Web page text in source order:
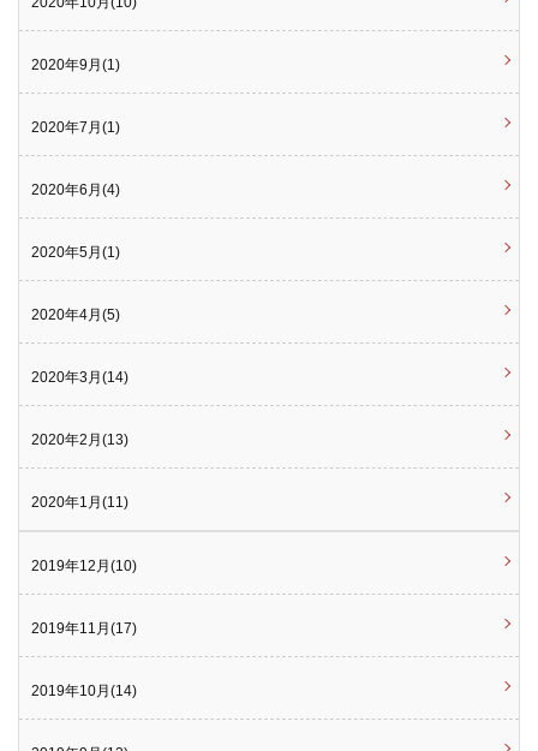
2020年9月(1)
2020年7月(1)
2020年6月(4)
2020年5月(1)
2020年4月(5)
2020年3月(14)
2020年2月(13)
2020年1月(11)
2019年12月(10)
2019年11月(17)
2019年10月(14)